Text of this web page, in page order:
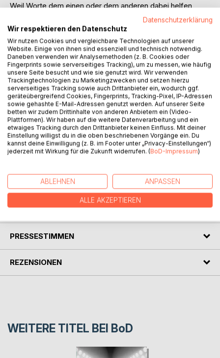
Weil Worte dem einen oder dem anderen dabei helfen,
bestimmte Dinge einfach loszulassen oder mit bestimmten
Situationen besser umgehen zu können. Worte, die einem
Kraft schenken, helfen dabei bestimmte Gedanken und
Gefühle besser verarbeiten zu können. Worte, die uns zum
Nachdenken bringen und uns prägen können.
Und weil ein paar einfache Worte und Sätze manchmal viel
einfacher sind, als sprechen.
(William Hazlitt)
AUTOR/IN
PRESSESTIMMEN
REZENSIONEN
WEITERE TITEL BEI BoD
Datenschutzerklärung
Wir respektieren den Datenschutz
Wir nutzen Cookies und vergleichbare Technologien auf unserer
Website. Einige von ihnen sind essenziell und technisch notwendig.
Daneben verwenden wir Analysemethoden (z. B. Cookies oder
Fingerprints sowie serverseitiges Tracking), um zu messen, wie häufig
unsere Seite besucht und wie sie genutzt wird. Wir verwenden
Trackingtechnologien zu Marketingzwecken und setzen hierzu
serverseitiges Tracking sowie auch Drittanbieter ein, wodurch ggf.
geräteübergreifend Cookies, Fingerprints, Tracking-Pixel, IP-Adressen
sowie gehashte E-Mail-Adressen genutzt werden. Auf unserer Seite
betten wir zudem Drittinhalte von anderen Anbietern ein (Video-
Plattformen). Wir haben auf die weitere Datenverarbeitung und ein
etwaiges Tracking durch den Drittanbieter keinen Einfluss. Mit deiner
Einstellung willigst du in die oben beschriebenen Vorgänge ein. Du
kannst deine Einwilligung (z. B. im Footer unter „Privacy-Einstellungen“)
jederzeit mit Wirkung für die Zukunft widerrufen. (BoD-Impressum)
ABLEHNEN ANPASSEN
ALLE AKZEPTIEREN